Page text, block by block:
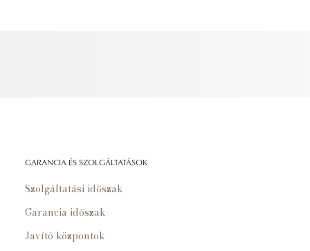
GARANCIA ÉS SZOLGÁLTATÁSOK
Szolgáltatási időszak
Garancia időszak
Javító központok